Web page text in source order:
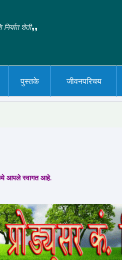
शेती
पुस्तके जीवनपरिचय
आपले स्वागत आहे.